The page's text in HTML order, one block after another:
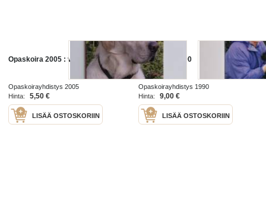
Opaskoira 2005 : vuosikirja
Opaskoirayhdistys 2005
Hinta:
5,50 €
LISÄÄ OSTOSKORIIN
Opaskoira 1990
Opaskoirayhdistys 1990
Hinta:
9,00 €
LISÄÄ OSTOSKORIIN